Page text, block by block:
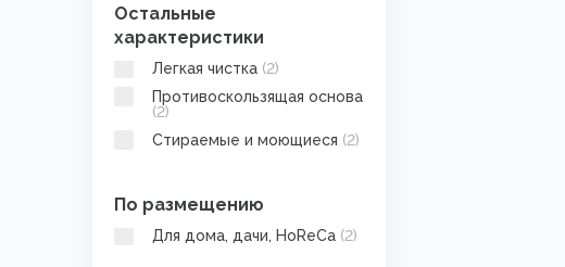
Остальные
характеристики
Легкая чистка (2)
Противоскользящая основа
(2)
Стираемые и моющиеся (2)
По размещению
Для дома, дачи, HoReCa (2)